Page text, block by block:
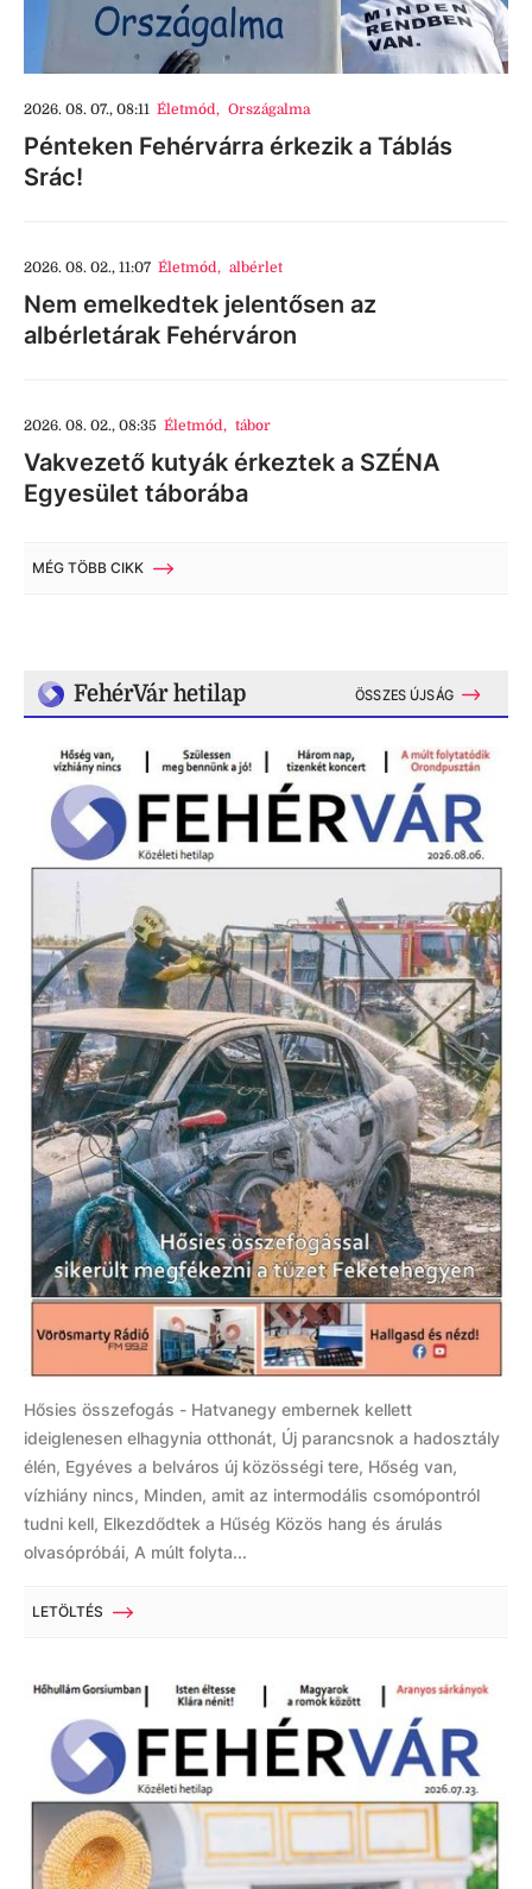
2026. 08. 07., 08:11 Életmód, Országalma
Pénteken Fehérvárra érkezik a Táblás
Srác!
2026. 08. 02., 11:07 Életmód, albérlet
Nem emelkedtek jelentősen az
albérletárak Fehérváron
2026. 08. 02., 08:35 Életmód, tábor
Vakvezető kutyák érkeztek a SZÉNA
Egyesület táborába
MÉG TÖBB CIKK
FehérVár hetilap ÖSSZES ÚJSÁG
Hősies összefogás - Hatvanegy embernek kellett
ideiglenesen elhagynia otthonát, Új parancsnok a hadosztály
élén, Egyéves a belváros új közösségi tere, Hőség van,
vízhiány nincs, Minden, amit az intermodális csomópontról
tudni kell, Elkezdődtek a Hűség Közös hang és árulás
olvasópróbái, A múlt folyta...
LETÖLTÉS